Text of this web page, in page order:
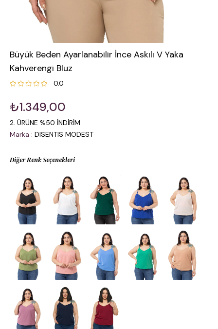
Büyük Beden Ayarlanabilir İnce Askılı V Yaka
Kahverengi Bluz
0.0
₺1.349,00
2. ÜRÜNE %50 İNDİRİM
Marka : DISENTIS MODEST
Diğer Renk Seçenekleri